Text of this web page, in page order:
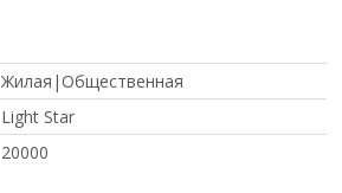
Жилая|Общественная
Light Star
20000